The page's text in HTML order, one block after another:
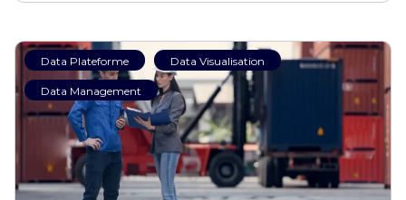
Data Plateforme Data Visualisation
Data Management